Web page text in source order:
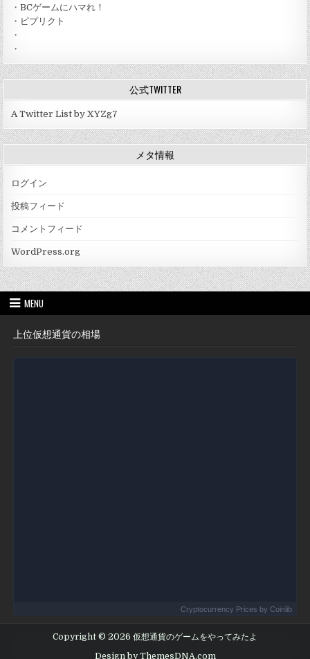
・BCゲームにハマれ！
・ ピプリクト
・
・
公式TWITTER
A Twitter List by XYZg7
メタ情報
ログイン
投稿フィード
コメントフィード
WordPress.org
MENU
上位仮想通貨の相場
Cryptocurrency Prices by Coinlib
Copyright © 2026 仮想通貨のゲームをやってみたよ
Design by ThemesDNA.com